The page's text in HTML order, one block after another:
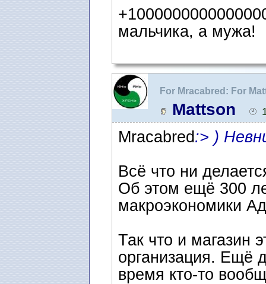
мальчика, а мужа!
For Mracabred: For
рецензию" как
Mattson
Mracabred:> )
Всё что ни
Об этом ещё 300
макроэкономики
Так что и магазин
организация. Ещё
время кто-то